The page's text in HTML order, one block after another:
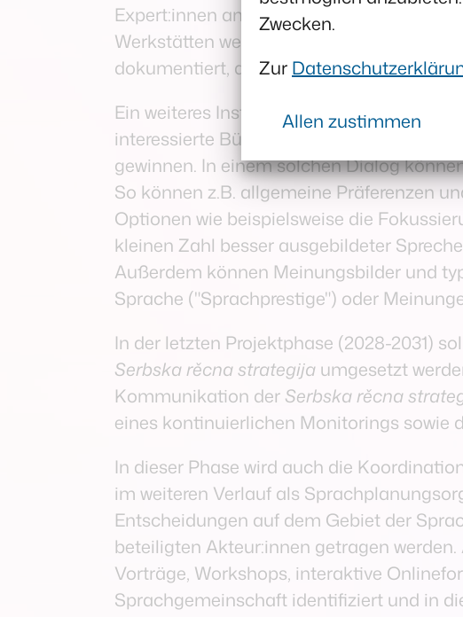
Expert:innen analysiert und
Werkstätten werden durch das
dokumentiert, als
Ein weiteres Instrument ist derOnline-
interessierte Bürger:innen und dient
gewinnen. In einem solchen Dialog
So können z.B. allgemeine Präferenzen
Optionen wie beispielsweise die
kleinen Zahl besser ausgebildeter
Außerdem können Meinungsbilder und
Sprache ("Sprachprestige") oder
In der letzten Projektphase (2028-2031)
Serbska rěcna strategija umgesetzt
Kommunikation der Serbska rěcna
eines kontinuierlichen Monitorings sowie
In dieser Phase wird auch die
im weiteren Verlauf als
Entscheidungen auf dem Gebiet der
beteiligten Akteur:innen getragen
Vorträge, Workshops, interaktive
Sprachgemeinschaft identifiziert und in
Zwecken.
Zur
Allen zustimmen